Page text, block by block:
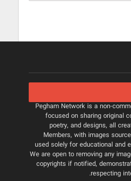
Pegham Network is a non-
focused on sharing original
poetry, and designs, all
Members, with images
used solely for educational and
We are open to removing any
copyrights if notified,
respecting